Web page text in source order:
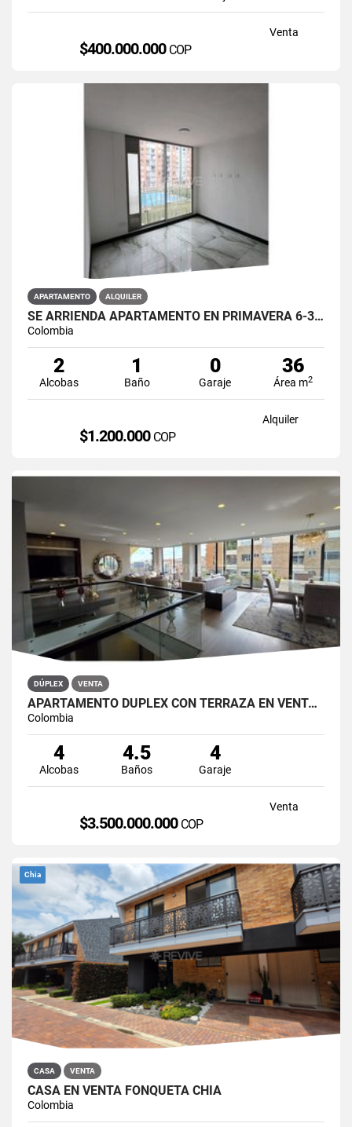
Venta
$400.000.000 COP
APARTAMENTO ALQUILER
SE ARRIENDA APARTAMENTO EN PRIMAVERA 6-39 ET 2 PISO 3 PARS ESTRENAR
Colombia
2
Alcobas
1
Baño
0
Garaje
36
Área m2
Alquiler
$1.200.000 COP
DÚPLEX VENTA
APARTAMENTO DÚPLEX CON TERRAZA EN VENTA BELLA SUIZA USAQUÉN BOGOTÁ
Colombia
4
Alcobas
4.5
Baños
4
Garaje
Venta
$3.500.000.000 COP
Chia
CASA VENTA
CASA EN VENTA FONQUETÁ CHÍA
Colombia